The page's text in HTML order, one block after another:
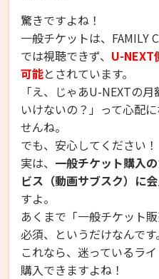
驚きですよね！
一般チケットは、FAMILY
では視聴できず、 U-NEXT
可能とされています。
「え、じゃあU-NEXTの
いけないの？」って心配
せんね。
でも、安心してください！
実は、 一般チケット購入
ビス（動画サブスク）に
すよ。
あくまで「一般チケット
必須、というだけなんです。
これなら、迷っているラ
購入できますよね！